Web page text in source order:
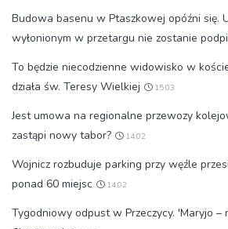
Budowa basenu w Ptaszkowej opóźni się.
wyłonionym w przetargu nie zostanie
To będzie niecodzienne widowisko w
działa św. Teresy Wielkiej
15:03
Jest umowa na regionalne przewozy
zastąpi nowy tabor?
14:02
Wojnicz rozbuduje parking przy węźle
ponad 60 miejsc
14:02
Tygodniowy odpust w Przeczycy. 'Maryjo –